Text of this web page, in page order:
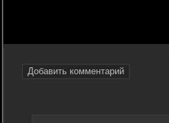
Добавить комментарий